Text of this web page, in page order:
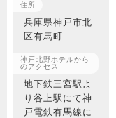
住所
兵庫県神戸市北
区有馬町
神戸北野ホテルから
のアクセス
地下鉄三宮駅よ
り谷上駅にて神
戸電鉄有馬線に